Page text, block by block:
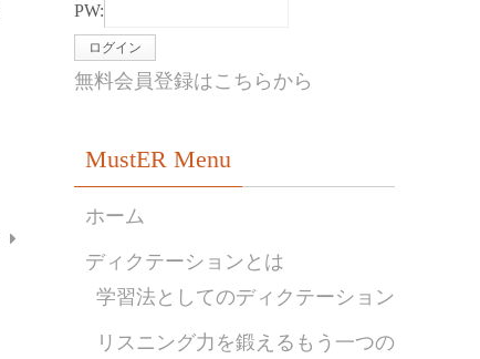
PW:
無料会員登録はこちらから
MustER Menu
ホーム
ディクテーションとは
学習法としてのディクテーション
リスニング力を鍛えるもう一つの